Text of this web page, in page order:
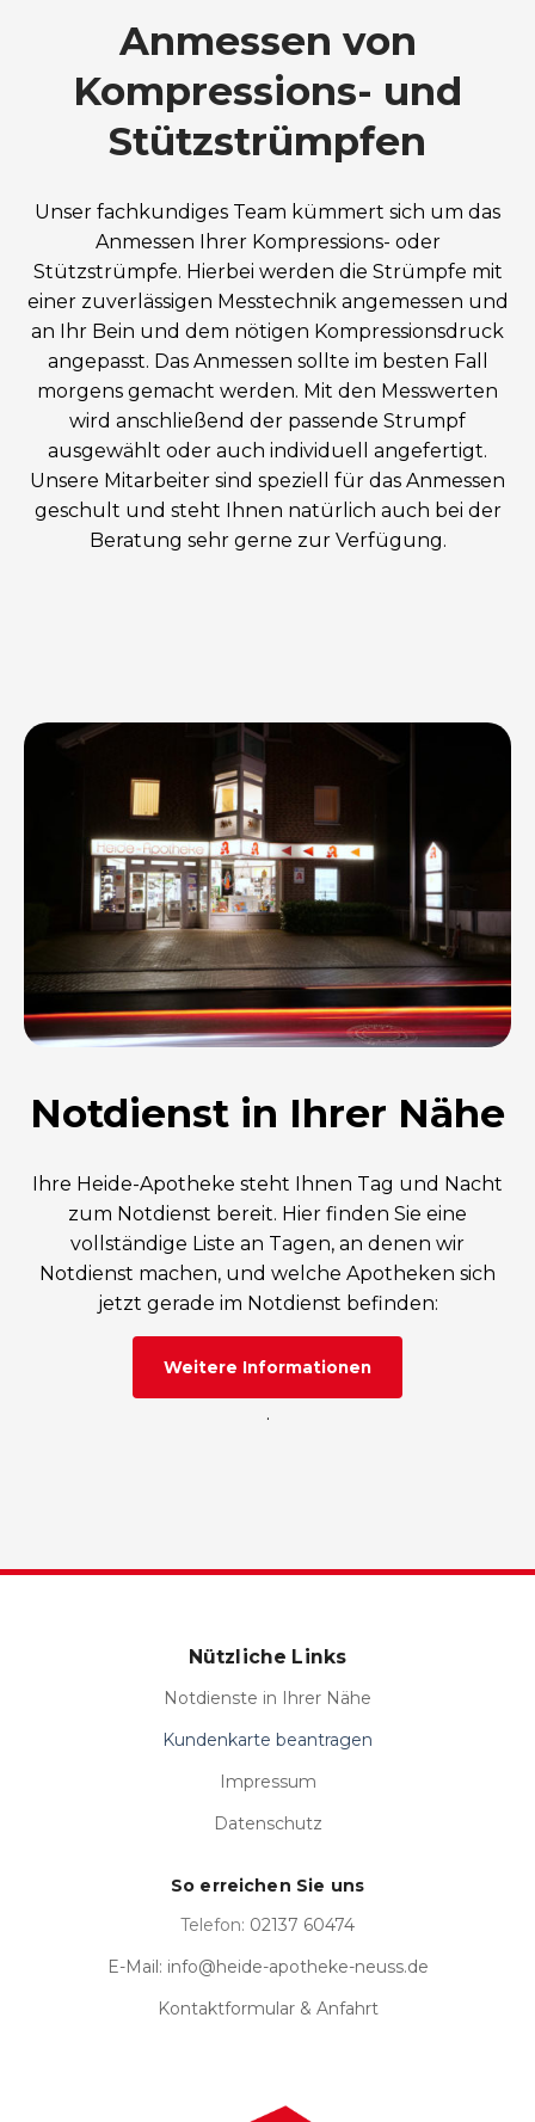
Anmessen von
Kompressions- und
Stützstrümpfen
Unser fachkundiges Team kümmert sich um das
Anmessen Ihrer Kompressions- oder
Stützstrümpfe. Hierbei werden die Strümpfe mit
einer zuverlässigen Messtechnik angemessen und
an Ihr Bein und dem nötigen Kompressionsdruck
angepasst. Das Anmessen sollte im besten Fall
morgens gemacht werden. Mit den Messwerten
wird anschließend der passende Strumpf
ausgewählt oder auch individuell angefertigt.
Unsere Mitarbeiter sind speziell für das Anmessen
geschult und steht Ihnen natürlich auch bei der
Beratung sehr gerne zur Verfügung.
Notdienst in Ihrer Nähe
Ihre Heide-Apotheke steht Ihnen Tag und Nacht
zum Notdienst bereit. Hier finden Sie eine
vollständige Liste an Tagen, an denen wir
Notdienst machen, und welche Apotheken sich
jetzt gerade im Notdienst befinden:
Weitere Informationen
.
Nützliche Links
Notdienste in Ihrer Nähe
Kundenkarte beantragen
Impressum
Datenschutz
So erreichen Sie uns
Telefon: 02137 60474
E-Mail: info@heide-apotheke-neuss.de
Kontaktformular & Anfahrt